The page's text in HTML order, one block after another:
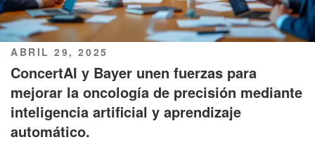
PUBLICADO
EL
ABRIL 29, 2025
ConcertAI y Bayer unen fuerzas para
mejorar la oncología de precisión mediante
inteligencia artificial y aprendizaje
automático.